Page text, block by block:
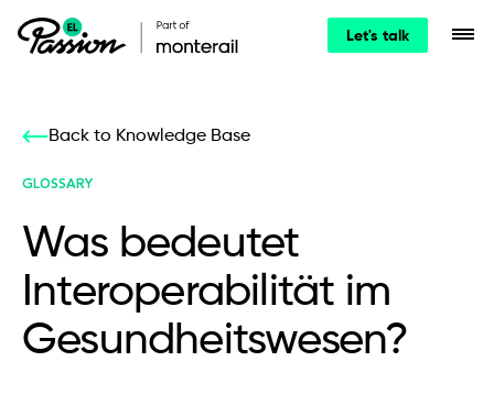
Let's talk
Back to Knowledge Base
GLOSSARY
Was bedeutet
Interoperabilität im
Gesundheitswesen?